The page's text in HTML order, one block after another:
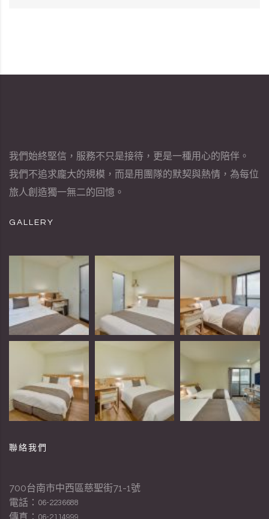
我們始終堅信，服務不只是接待，更是一種用心的陪伴。
我們不追求龐大的規模，而是用團隊的默契與熱情，為每位
旅人創造獨一無二的回憶。
GALLERY
聯絡我們
700台南市中西區慈聖街71-1號
電話： 06-2236688
06-2114999